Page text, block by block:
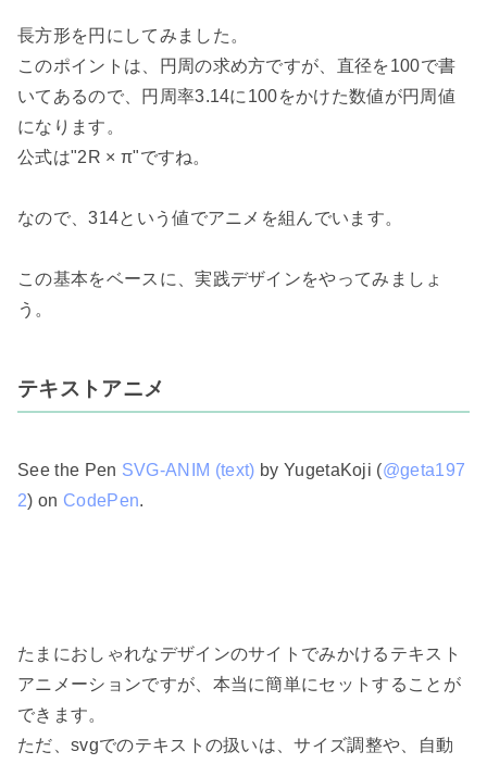
長方形を円にしてみました。
このポイントは、円周の求め方ですが、直径を100で書
いてあるので、円周率3.14に100をかけた数値が円周値
になります。
公式は"2R × π"ですね。
なので、314という値でアニメを組んでいます。
この基本をベースに、実践デザインをやってみましょ
う。
テキストアニメ
See the Pen SVG-ANIM (text) by YugetaKoji (@geta197
2) on CodePen.
たまにおしゃれなデザインのサイトでみかけるテキスト
アニメーションですが、本当に簡単にセットすることが
できます。
ただ、svgでのテキストの扱いは、サイズ調整や、自動